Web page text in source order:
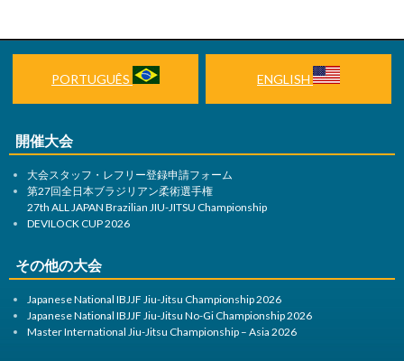
PORTUGUÊS ENGLISH
開催大会
大会スタッフ・レフリー登録申請フォーム
第27回全日本ブラジリアン柔術選手権
27th ALL JAPAN Brazilian JIU-JITSU Championship
DEVILOCK CUP 2026
その他の大会
Japanese National IBJJF Jiu-Jitsu Championship 2026
Japanese National IBJJF Jiu-Jitsu No-Gi Championship 2026
Master International Jiu-Jitsu Championship – Asia 2026